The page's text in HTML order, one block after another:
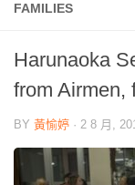
FAMILIES
Harunaoka
from Airmen,
BY 黃愉婷 · 2 8 月,